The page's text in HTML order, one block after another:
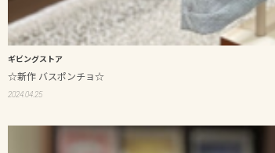
ギビングストア
☆新作 バスポンチョ☆
2024.04.25